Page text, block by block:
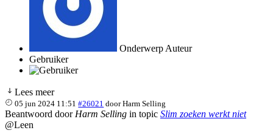
Onderwerp Auteur
Gebruiker
Lees meer
05 jun 2024 11:51 #26021 doorHarm Selling
Beantwoord door Harm Selling in topic Slim zoeken werkt niet
@Leen